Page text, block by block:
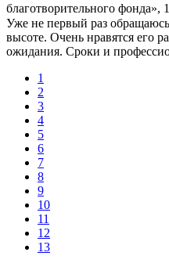
благотворительного фонда»,
Уже не первый раз
высоте. Очень нравятся его
ожидания. Сроки и
1
2
3
4
5
6
7
8
9
10
11
12
13